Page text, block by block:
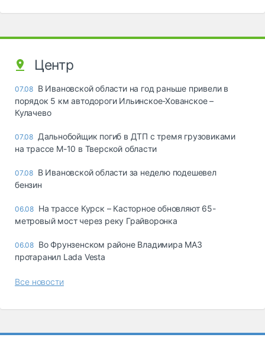
Центр
07.08 В Ивановской области на год раньше привели в
порядок 5 км автодороги Ильинское-Хованское –
Кулачево
07.08 Дальнобойщик погиб в ДТП с тремя грузовиками
на трассе М-10 в Тверской области
07.08 В Ивановской области за неделю подешевел
бензин
06.08 На трассе Курск – Касторное обновляют 65-
метровый мост через реку Грайворонка
06.08 Во Фрунзенском районе Владимира МАЗ
протаранил Lada Vesta
Все новости